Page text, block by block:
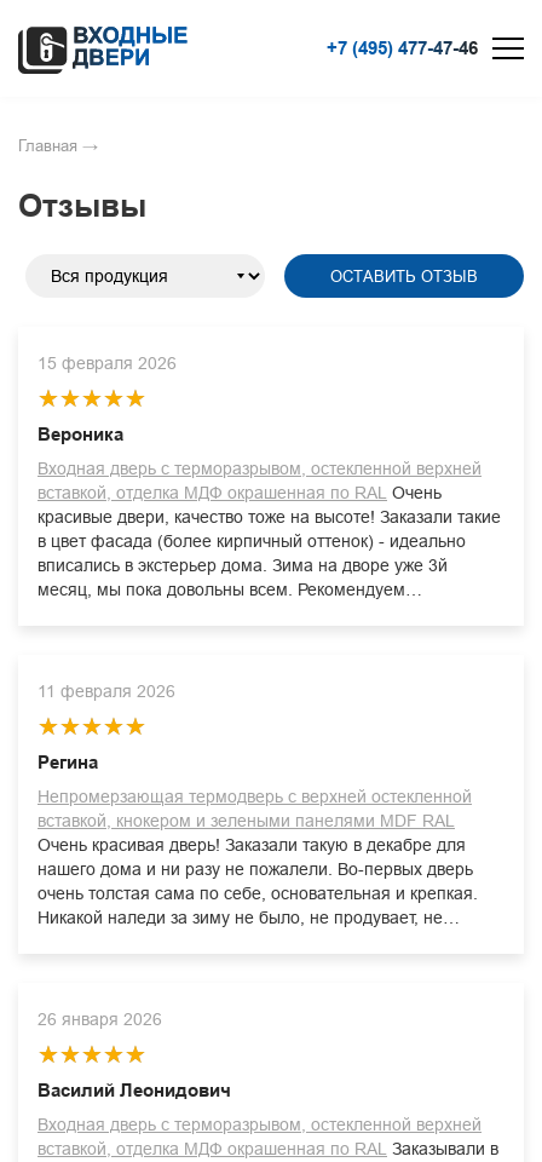
+7 (495) 477-47-46
Главная →
Отзывы
ОСТАВИТЬ ОТЗЫВ
15 февраля 2026
Вероника
Входная дверь с терморазрывом, остекленной верхней
вставкой, отделка МДФ окрашенная по RAL
красивые двери, качество тоже на высоте! Заказали такие
в цвет фасада (более кирпичный оттенок) - идеально
вписались в экстерьер дома. Зима на дворе уже 3й
месяц, мы пока довольны всем. Рекомендуем
11 февраля 2026
Регина
Непромерзающая термодверь с верхней остекленной
вставкой, кнокером и зелеными панелями MDF RAL
Очень красивая дверь! Заказали такую в декабре для
нашего дома и ни разу не пожалели. Во-первых дверь
очень толстая сама по себе, основательная и крепкая.
Никакой наледи за зиму не было, не продувает, не
26 января 2026
Василий Леонидович
Входная дверь с терморазрывом, остекленной верхней
вставкой, отделка МДФ окрашенная по RAL